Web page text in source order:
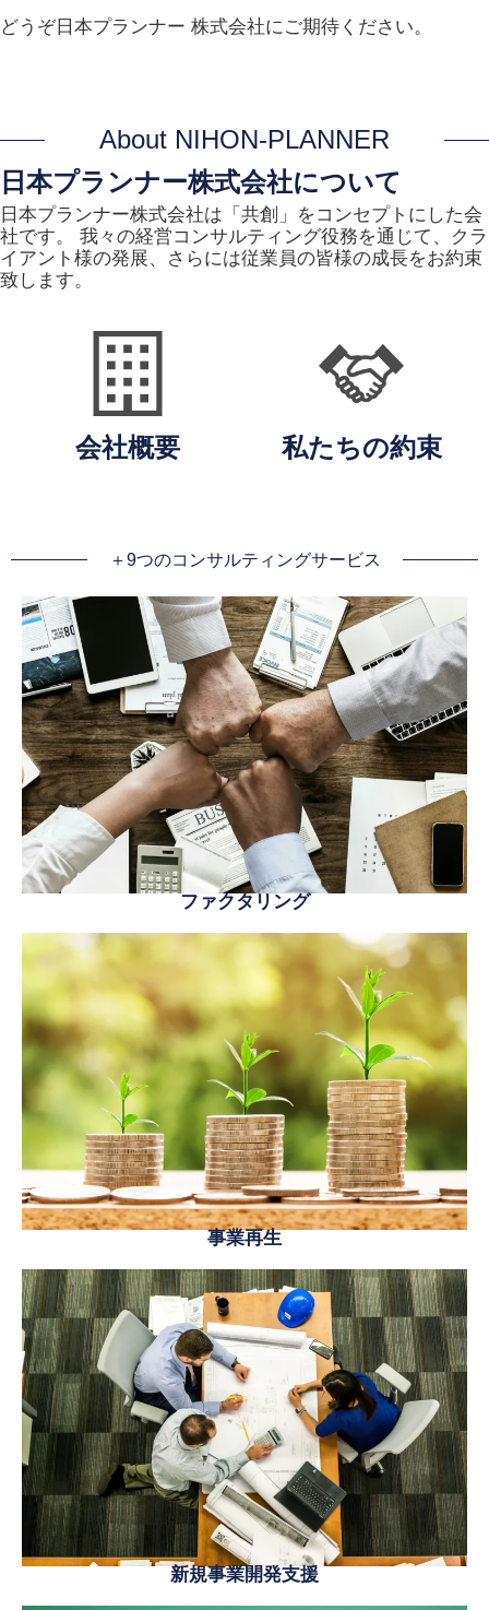
どうぞ日本プランナー 株式会社にご期待ください。
About NIHON-PLANNER
日本プランナー株式会社について
日本プランナー株式会社は「共創」をコンセプトにした会
社です。 我々の経営コンサルティング役務を通じて、クラ
イアント様の発展、さらには従業員の皆様の成長をお約束
致します。
会社概要 私たちの約束
＋9つのコンサルティングサービス
ファクタリング
事業再生
新規事業開発支援